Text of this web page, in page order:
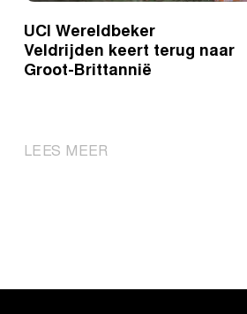
UCI Wereldbeker
Veldrijden keert terug naar
Groot-Brittannië
LEES MEER|